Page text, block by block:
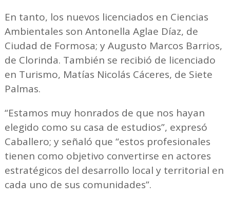
En tanto, los nuevos licenciados en Ciencias
Ambientales son Antonella Aglae Díaz, de
Ciudad de Formosa; y Augusto Marcos Barrios,
de Clorinda. También se recibió de licenciado
en Turismo, Matías Nicolás Cáceres, de Siete
Palmas.
“Estamos muy honrados de que nos hayan
elegido como su casa de estudios”, expresó
Caballero; y señaló que “estos profesionales
tienen como objetivo convertirse en actores
estratégicos del desarrollo local y territorial en
cada uno de sus comunidades”.